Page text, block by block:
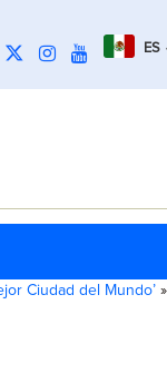
ES
Ciudad del Mundo’ »